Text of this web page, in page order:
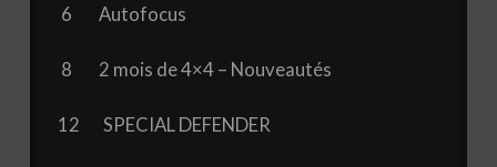
6 Autofocus
8 2 mois de 4×4 – Nouveautés
12 SPECIAL DEFENDER